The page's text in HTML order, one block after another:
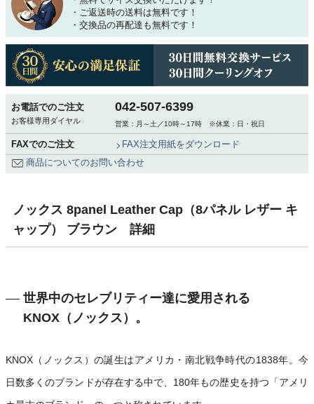
・ご返送時の送料は無料です！
・交換品の再配達も無料です！
お電話でのご注文
お客様専用ダイヤル
042-507-6399
営業：月～土／10時～17時 ※休業：日・祝日
FAXでのご注文
FAX注文用紙をダウンロード
商品についてのお問い合わせ
ノックス 8panel Leather Cap（8パネル レザー キ
ャップ） ブラウン 詳細
世界中のセレブリティー達に愛用される
KNOX（ノックス）。
KNOX（ノックス）の誕生はアメリカ・南北戦争時代の1838年。今
日数多くのブランドが存在する中で、180年もの歴史を持つ「アメリ